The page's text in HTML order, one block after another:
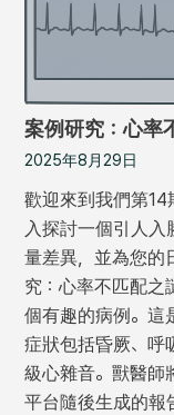
案例研究：心率
2025年8月29日
歡迎來到我們第14
入探討一個引人入
量差異，並為您
究：心率不匹配之
個有趣的病例。這
症狀包括昏厥、呼
級心雜音。獸醫師
平台隨後生成的報